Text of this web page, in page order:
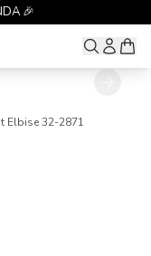
🎉
Elbise 32-2871